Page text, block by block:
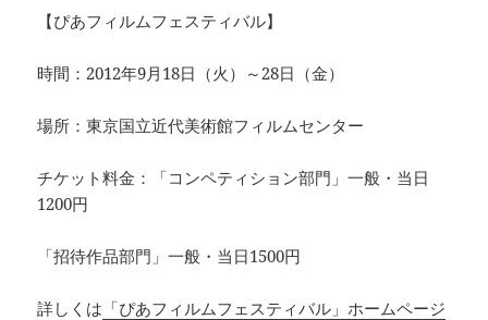
【ぴあフィルムフェスティバル】
時間：2012年9月18日（火）～28日（金）
場所：東京国立近代美術館フィルムセンター
チケット料金：「コンペティション部門」一般・当日
1200円
「招待作品部門」一般・当日1500円
詳しくは 「ぴあフィルムフェスティバル」ホームページ